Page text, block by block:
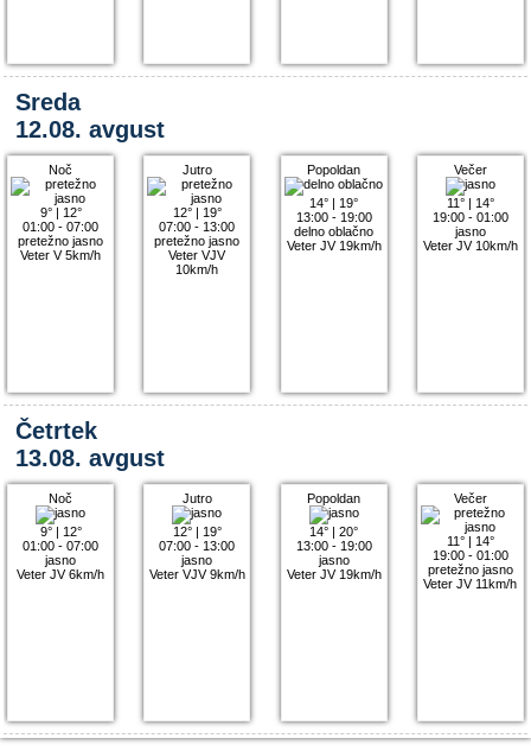
Sreda
12.08. avgust
Noč
9°| 12°
01:00 - 07:00
pretežno jasno
Veter V 5km/h
Jutro
12°| 19°
07:00 - 13:00
pretežno jasno
Veter VJV
10km/h
Popoldan
14° | 19°
13:00 - 19:00
delno oblačno
Veter JV 19km/h
Večer
11°| 14°
19:00 - 01:00
jasno
Veter JV 10km/h
Četrtek
13.08. avgust
Noč
9°| 12°
01:00 - 07:00
jasno
Veter JV 6km/h
Jutro
12°| 19°
07:00 - 13:00
jasno
Veter VJV 9km/h
Popoldan
14° |20°
13:00 - 19:00
jasno
Veter JV 19km/h
Večer
11°| 14°
19:00 - 01:00
pretežno jasno
Veter JV 11km/h